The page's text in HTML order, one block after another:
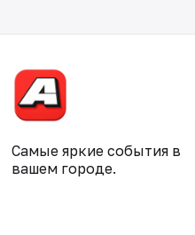
Самые яркие события в
вашем городе.